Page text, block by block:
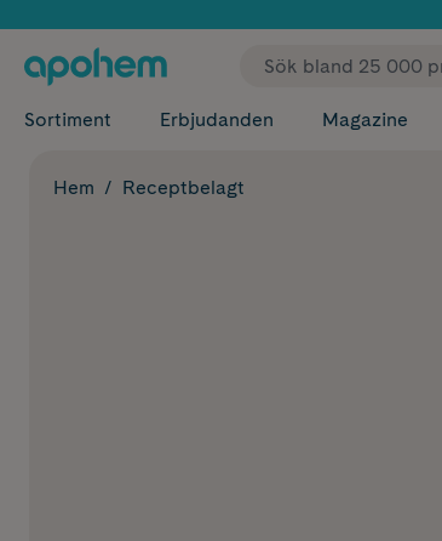
Sortiment Erbjudanden Magazine
Hem Receptbelagt